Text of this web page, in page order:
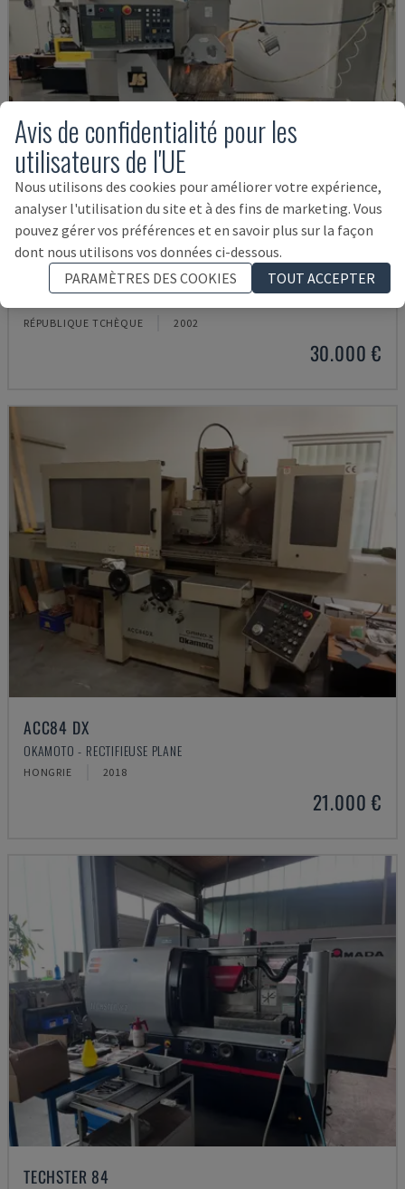
FORMAT 5-200
RÉPUBLIQUE TCHÈQUE 2002
30.000 €
ACC84 DX
OKAMOTO - RECTIFIEUSE PLANE
HONGRIE 2018
21.000 €
TECHSTER 84
Avis de confidentialité pour les
utilisateurs de l'UE
Nous utilisons des cookies pour améliorer votre expérience,
analyser l'utilisation du site et à des fins de marketing. Vous
pouvez gérer vos préférences et en savoir plus sur la façon
dont nous utilisons vos données ci-dessous.
PARAMÈTRES DES COOKIES
TOUT ACCEPTER